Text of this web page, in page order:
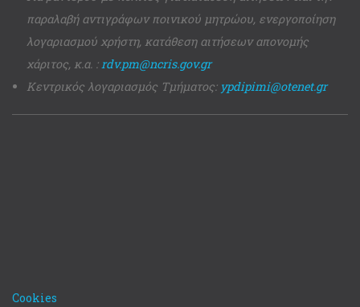
παραλαβή αντιγράφων ποινικού μητρώου, ενεργοποίηση
λογαριασμού χρήστη, κατάθεση αιτήσεων απονομής
χάριτος, κ.α. :rdv.pm@ncris.gov.gr
Κεντρικός λογαριασμός Τμήματος: ypdipimi@otenet.gr
Cookies